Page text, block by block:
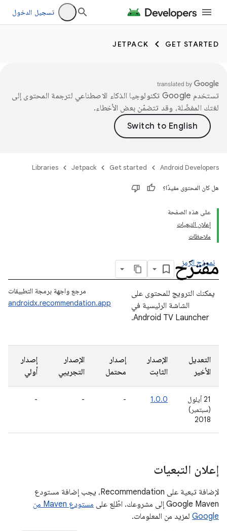
تسجيل الدخول
GET STARTED
JETPACK
تستخدم Google تكنولوجيا الذكاء الاصطناعي لترجمة المحتوى إلى
لغتك المفضّلة، وقد تتضمّن بعض الأخطاء.
Android Developers
Get started
Jetpack
Libraries
هل كان المحتوى مفيدًا؟
على هذه الصفحة
إعلان التبعيات
ملاحظات
مقترَح
نموذج الرمز
مرجع واجهة برمجة التطبيقات
androidx.recommendation.app
يمكنك الترويج للمحتوى على
الشاشة الرئيسية في
Android TV Launcher.
التعديل
الأخير
الإصدار
الثابت
إصدار
محتمل
الإصدار
التجريبي
إصدار
أولي
21 أيلول
(سبتمبر)
2018
1.0.0
-
-
-
إعلان التبعيات
لإضافة تبعية على Recommendation، يجب إضافة مستودع
Google Maven إلى مشروعك. اطّلِع على
مستودع Maven من
Google لمزيد من المعلومات.